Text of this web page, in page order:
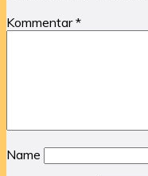
Kommentar*
Name